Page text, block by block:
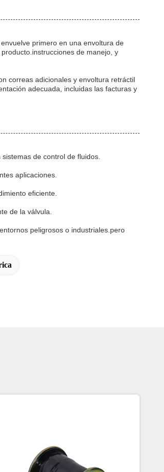
primero en una envoltura de
de manejo, y
correas adicionales y envoltura retráctil
adecuada, incluidas las facturas y
de control de fluidos.
aplicaciones.
eficiente.
de la válvula.
peligrosos o industriales.pero